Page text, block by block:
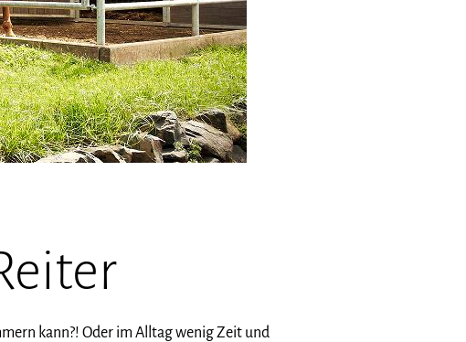
kann?! Oder im Alltag wenig Zeit und